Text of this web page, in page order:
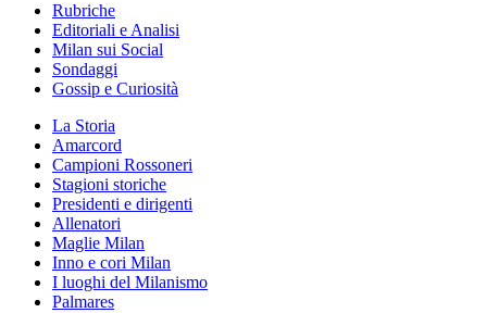
Rubriche
Editoriali e Analisi
Milan sui Social
Sondaggi
Gossip e Curiosità
La Storia
Amarcord
Campioni Rossoneri
Stagioni storiche
Presidenti e dirigenti
Allenatori
Maglie Milan
Inno e cori Milan
I luoghi del Milanismo
Palmares